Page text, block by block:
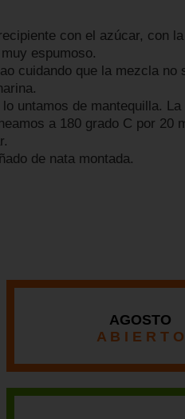
con el azúcar, con
espumoso.
cuidando que la mezcla no
untamos de mantequilla.
a 180 grado C por 20
de nata montada.
AGOSTO
A B I E R T O